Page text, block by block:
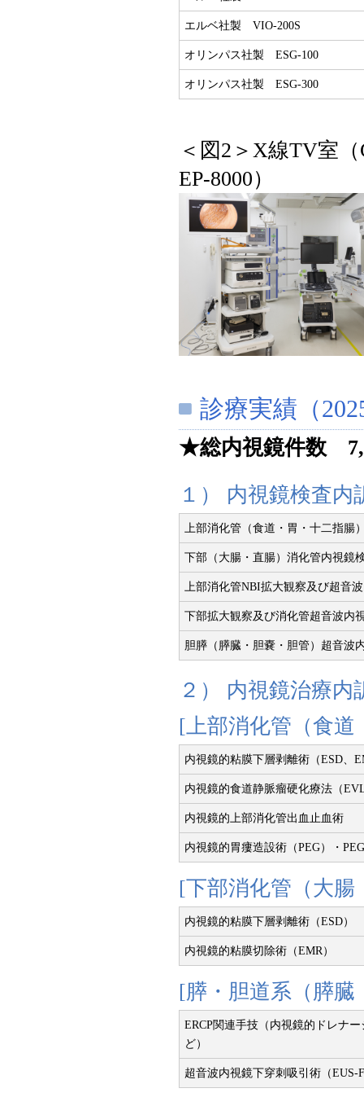
エルベ社製 VIO-200S
オリンパス社製 ESG-100
オリンパス社製 ESG-300
＜図2＞X線TV室
EP-8000）
診療実績 （
★総内視鏡件数
１） 内視鏡検査内
上部消化管（食道・胃・十二指腸
下部（大腸・直腸）消化管内視鏡
上部消化管NBI拡大観察及び超音
下部拡大観察及び消化管超音波内
胆膵（膵臓・胆嚢・胆管）超音波
２） 内視鏡治療内
[上部消化管（食
内視鏡的粘膜下層剥離術（ESD、
内視鏡的食道静脈瘤硬化療法（
内視鏡的上部消化管出血止血術
内視鏡的胃瘻造設術（PEG）・
[下部消化管（大腸
内視鏡的粘膜下層剥離術（ESD）
内視鏡的粘膜切除術（EMR）
[膵・胆道系（膵
ERCP関連手技（内視鏡的ドレナ
ど）
超音波内視鏡下穿刺吸引術（EUS-